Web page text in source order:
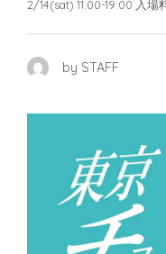
2/14(sat) 11:00-19:00 入
by STAFF